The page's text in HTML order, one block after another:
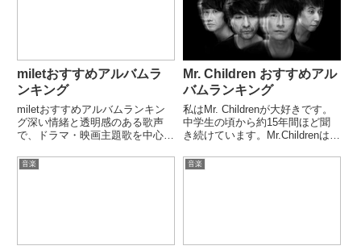
miletおすすめアルバムラ
ンキング
miletおすすめアルバムランキン
グ深い情緒と透明感のある歌声
で、ドラマ・映画主題歌を中心に
グライター。英語詞と日本語詞を
Mr. Children おすすめアル
バムランキング
私はMr. Childrenが大好きです。
中学生の頃から約15年間ほど聞
き続けています。Mr.Childrenはど
が、私の独断と偏見でランキング
音楽 音楽